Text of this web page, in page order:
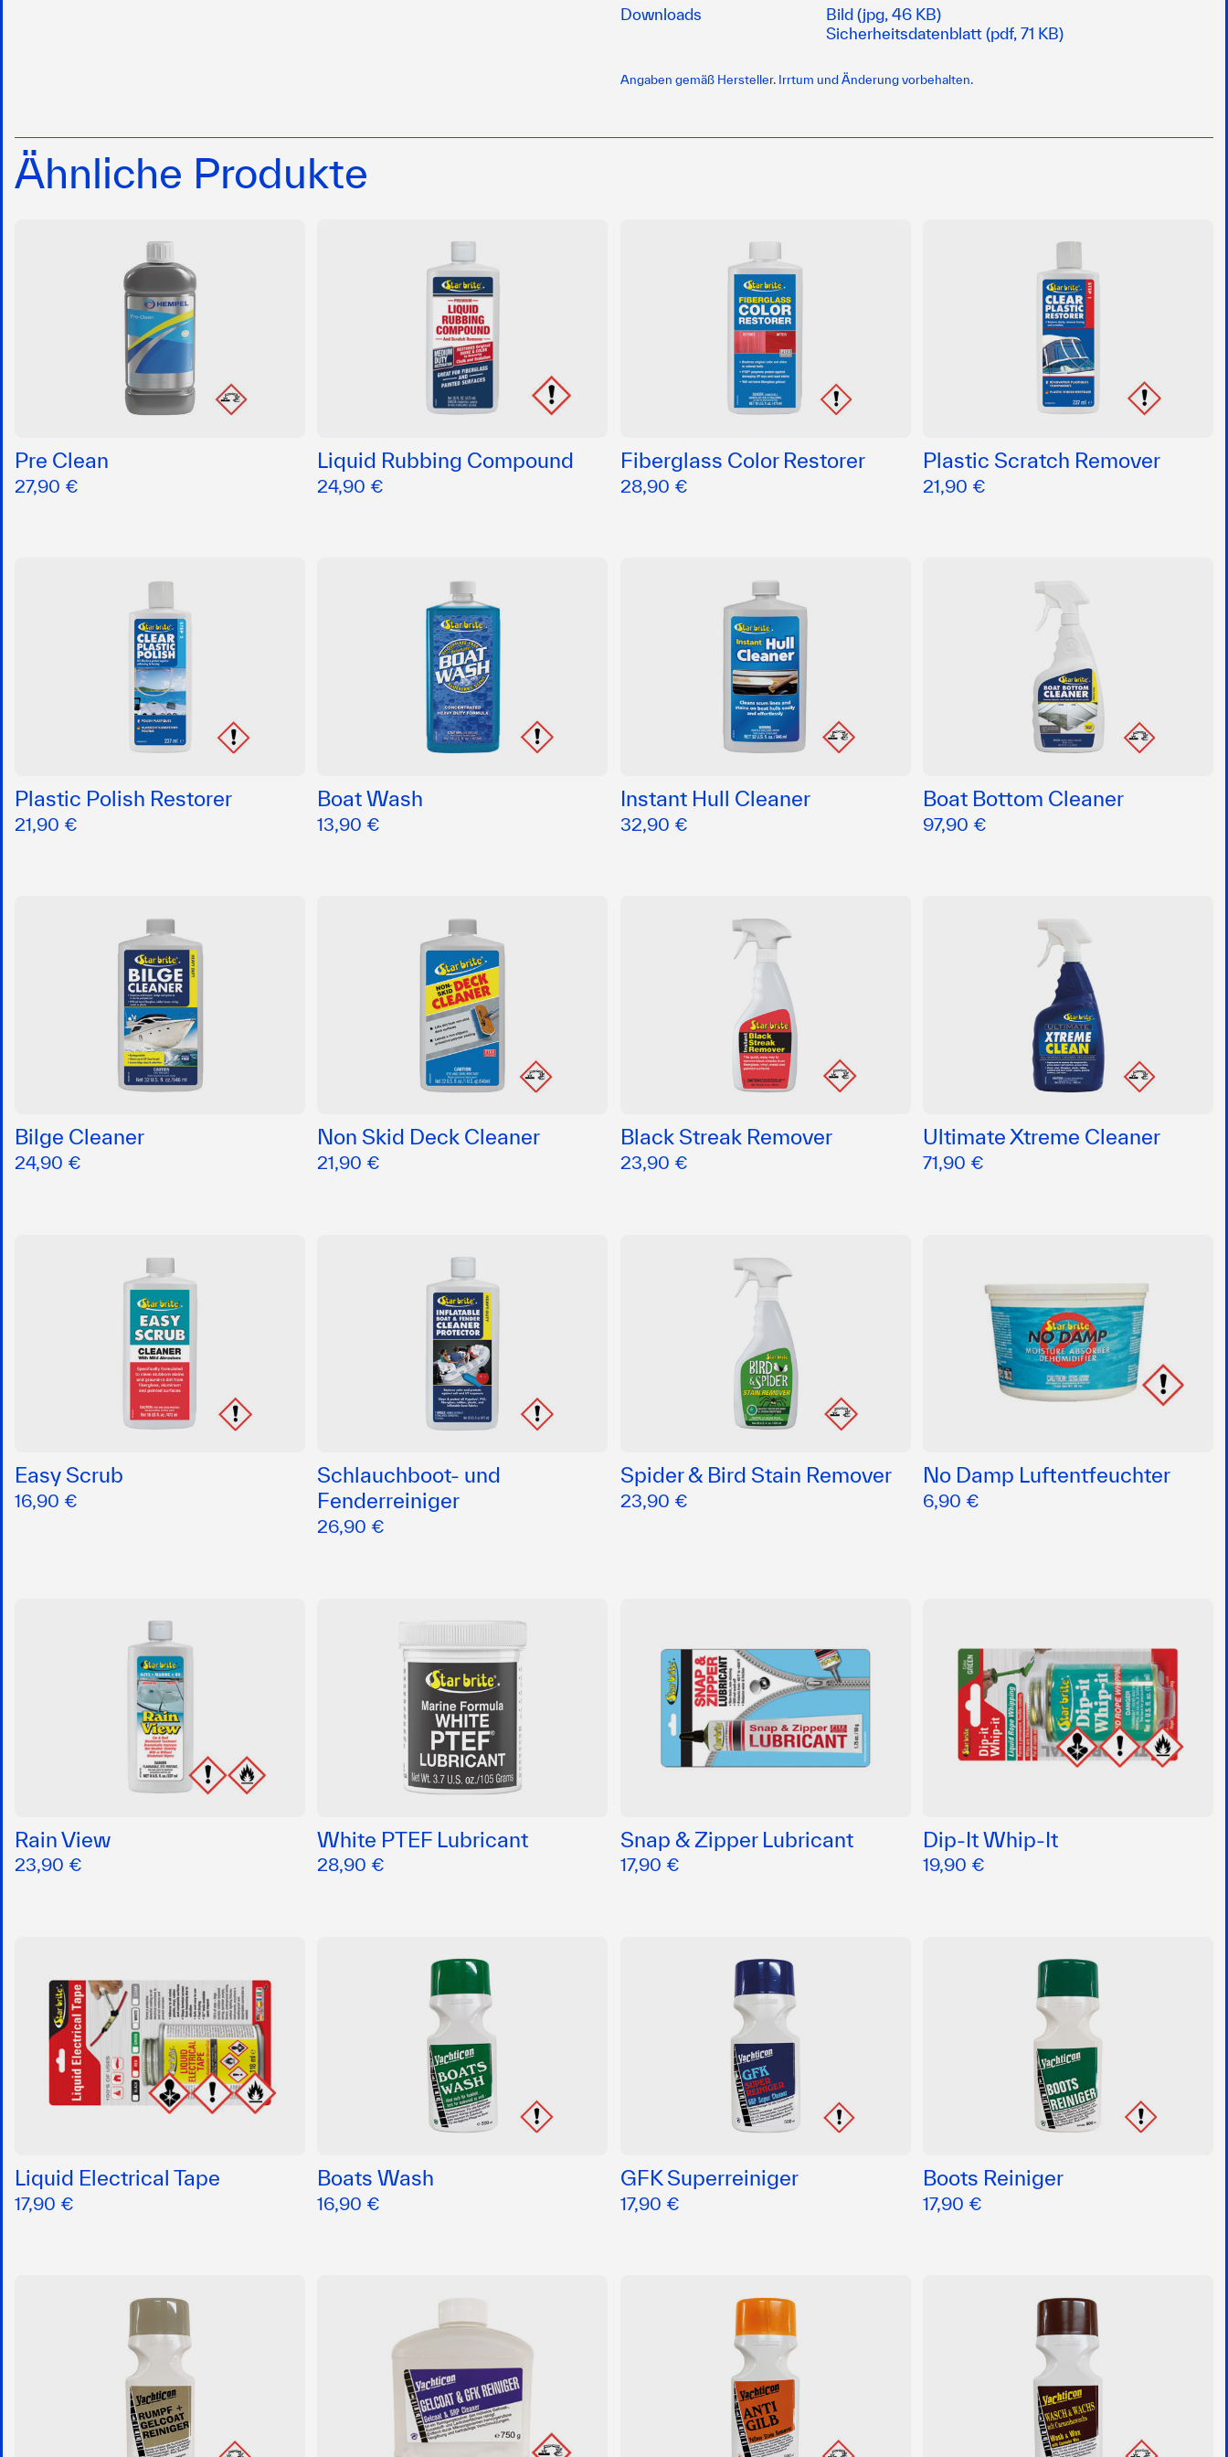
Downloads
Bild (jpg, 46 KB)
Sicherheitsdatenblatt (pdf, 71 KB)
Angaben gemäß Hersteller. Irrtum und Änderung vorbehalten.
Ähnliche Produkte
Pre Clean
27,90 €
Liquid Rubbing Compound
24,90 €
Fiberglass Color Restorer
28,90 €
Plastic Scratch Remover
21,90 €
Plastic Polish Restorer
21,90 €
Boat Wash
13,90 €
Instant Hull Cleaner
32,90 €
Boat Bottom Cleaner
97,90 €
Bilge Cleaner
24,90 €
Non Skid Deck Cleaner
21,90 €
Black Streak Remover
23,90 €
Ultimate Xtreme Cleaner
71,90 €
Easy Scrub
16,90 €
Schlauchboot- und
Fenderreiniger
26,90 €
Spider & Bird Stain Remover
23,90 €
No Damp Luftentfeuchter
6,90 €
Rain View
23,90 €
White PTEF Lubricant
28,90 €
Snap & Zipper Lubricant
17,90 €
Dip-It Whip-It
19,90 €
Liquid Electrical Tape
17,90 €
Boats Wash
16,90 €
GFK Superreiniger
17,90 €
Boots Reiniger
17,90 €